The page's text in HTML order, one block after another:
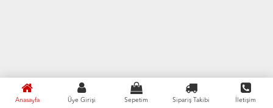
Anasayfa Üye Girişi Sepetim Sipariş Takibi İletişim